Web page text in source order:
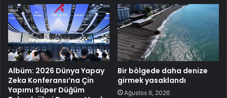
Albüm: 2026 Dünya Yapay
Zeka Konferansı’na Çin
Yapımı Süper Düğüm
Bir bölgede daha denize
girmek yasaklandı
Ağustos 6, 2026